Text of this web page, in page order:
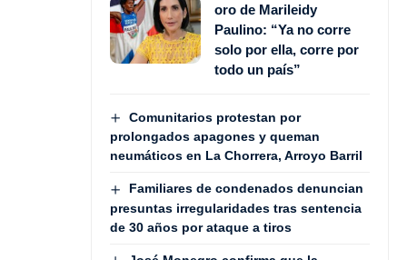
oro de Marileidy
Paulino: “Ya no corre
solo por ella, corre por
todo un país”
Comunitarios protestan por
prolongados apagones y queman
neumáticos en La Chorrera, Arroyo Barril
Familiares de condenados denuncian
presuntas irregularidades tras sentencia
de 30 años por ataque a tiros